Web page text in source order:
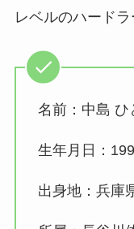
レベルのハードラ
名前：中島 ひ
生年月日：
出身地：兵庫